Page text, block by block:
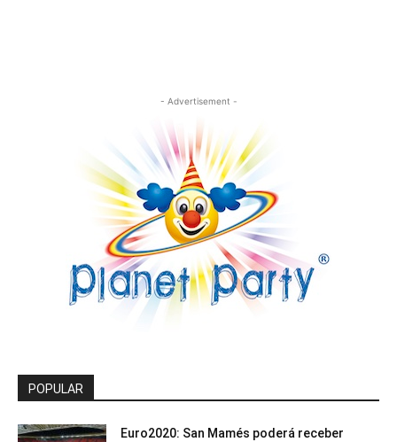
- Advertisement -
POPULAR
Euro2020: San Mamés poderá receber